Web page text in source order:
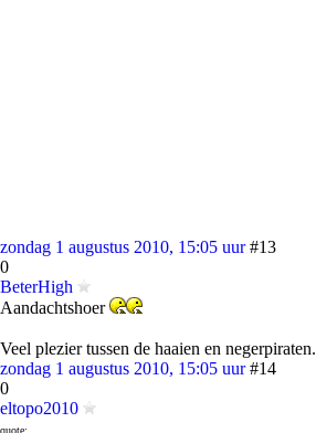
zondag 1 augustus 2010, 15:05 uur #13
0
BeterHigh
Aandachtshoer
Veel plezier tussen de haaien en negerpiraten.
zondag 1 augustus 2010, 15:05 uur #14
0
eltopo2010
quote: